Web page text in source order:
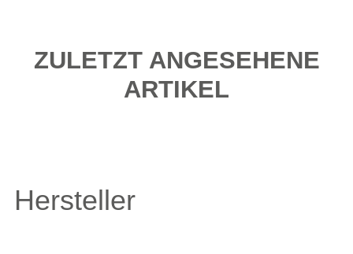
ZULETZT ANGESEHENE
ARTIKEL
Hersteller